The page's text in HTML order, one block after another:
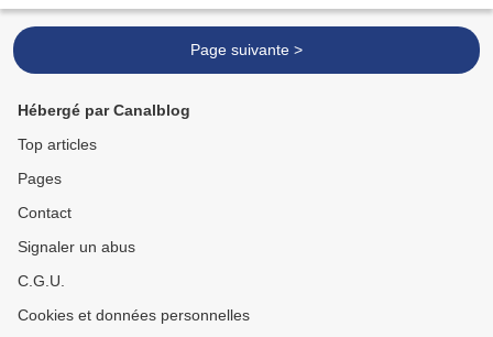
Page suivante >
Hébergé par Canalblog
Top articles
Pages
Contact
Signaler un abus
C.G.U.
Cookies et données personnelles